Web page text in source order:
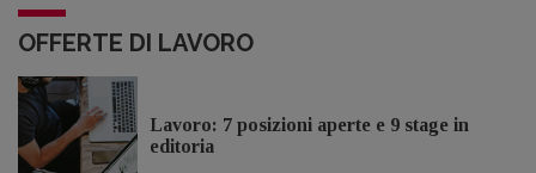
OFFERTE DI LAVORO
Lavoro: 7 posizioni aperte e 9 stage in
editoria